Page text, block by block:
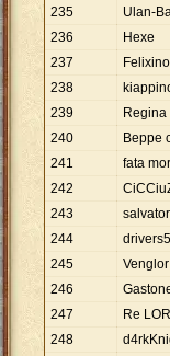
235
Ulan-
236
Hexe
237
Felixino
238
239
Regina
240
Beppe
241
fata
242
243
244
245
Venglor
246
247
Re
248